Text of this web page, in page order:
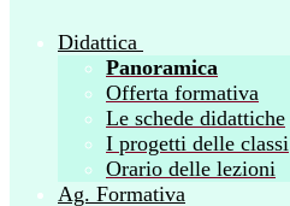
Didattica
Panoramica
Offerta formativa
Le schede didattiche
I progetti delle classi
Orario delle lezioni
Ag. Formativa